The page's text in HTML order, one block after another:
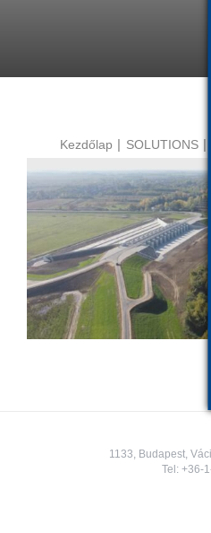
Kezdőlap SOLUTIONS
Tisza-
1133, Budapest,
Tel:+36-